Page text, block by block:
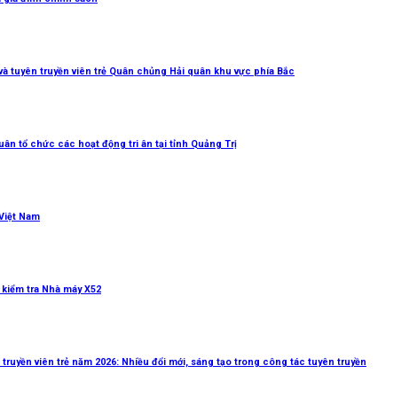
tuyên truyền viên trẻ Quân chủng Hải quân khu vực phía Bắc
tổ chức các hoạt động tri ân tại tỉnh Quảng Trị
Nam
tra Nhà máy X52
viên trẻ năm 2026: Nhiều đổi mới, sáng tạo trong công tác tuyên truyền